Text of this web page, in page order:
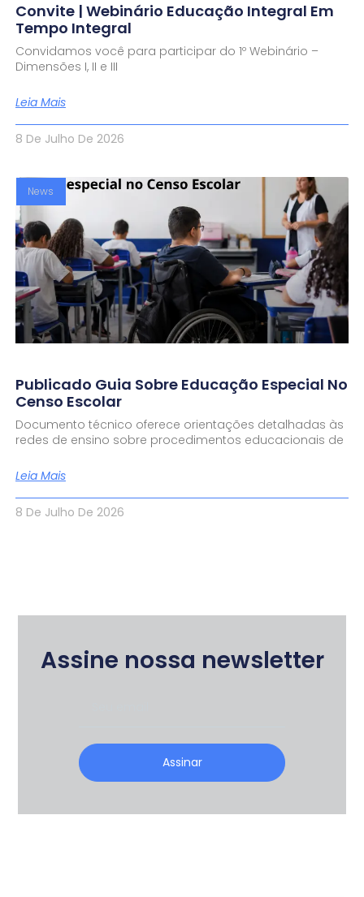
Convite | Webinário Educação Integral Em
Tempo Integral
Convidamos você para participar do 1º Webinário –
Dimensões I, II e III
Leia Mais
8 De Julho De 2026
News
Publicado Guia Sobre Educação Especial No
Censo Escolar
Documento técnico oferece orientações detalhadas às
redes de ensino sobre procedimentos educacionais de
Leia Mais
8 De Julho De 2026
Assine nossa newsletter
Assinar